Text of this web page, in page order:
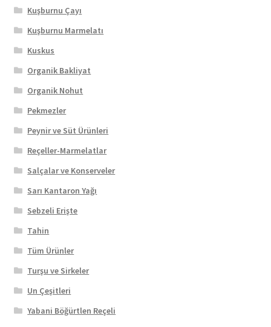
Kuşburnu Çayı
Kuşburnu Marmelatı
Kuskus
Organik Bakliyat
Organik Nohut
Pekmezler
Peynir ve Süt Ürünleri
Reçeller-Marmelatlar
Salçalar ve Konserveler
Sarı Kantaron Yağı
Sebzeli Erişte
Tahin
Tüm Ürünler
Turşu ve Sirkeler
Un Çeşitleri
Yabani Böğürtlen Reçeli